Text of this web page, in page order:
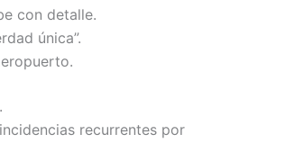
con detalle.
única”.
recurrentes por